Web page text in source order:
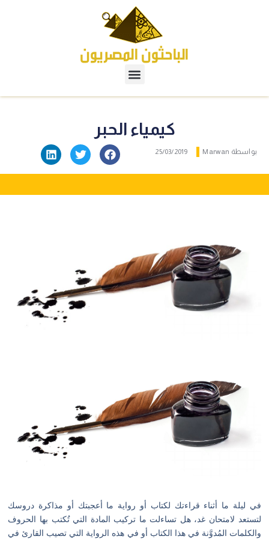
كيمياء الحبر
بواسطة 25/03/2019
في ليلة ما أثناء قراءتك لكتاب أو رواية ما أعجبتك أو مذاكرة دروسك
لتستعد لامتحان غد، هل تساءلت ما تركيب المادة التي تُكتب بها الحروف
والكلمات المُدوَّنة في هذا الكتاب أو في هذه الرواية التي تصيب القارئ في